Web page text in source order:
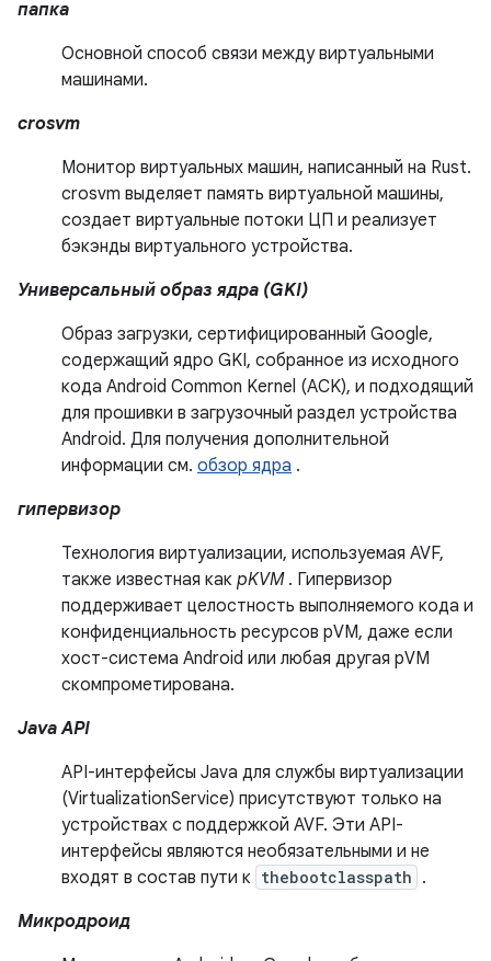
папка
Основной способ связи между виртуальными
машинами.
crosvm
Монитор виртуальных машин, написанный на Rust.
crosvm выделяет память виртуальной машины,
создает виртуальные потоки ЦП и реализует
бэкэнды виртуального устройства.
Универсальный образ ядра (GKI)
Образ загрузки, сертифицированный Google,
содержащий ядро ​​GKI, собранное из исходного
кода Android Common Kernel (ACK), и подходящий
для прошивки в загрузочный раздел устройства
Android. Для получения дополнительной
информации см. обзор ядра .
гипервизор
Технология виртуализации, используемая AVF,
также известная как pKVM. Гипервизор
поддерживает целостность выполняемого кода и
конфиденциальность ресурсов pVM, даже если
хост-система Android или любая другая pVM
скомпрометирована.
Java API
API-интерфейсы Java для службы виртуализации
(VirtualizationService) присутствуют только на
устройствах с поддержкой AVF. Эти API-
интерфейсы являются необязательными и не
входят в состав пути к thebootclasspath .
Микродроид